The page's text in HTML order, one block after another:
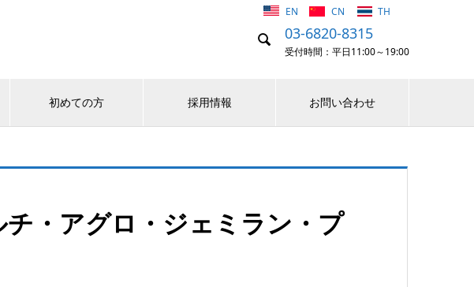
 03-6820-8315
受付時間：平日11:00～19:00
EN CN TH
初めての方 採用情報 お問い合わせ
・アグロ・ジェミラン・プ